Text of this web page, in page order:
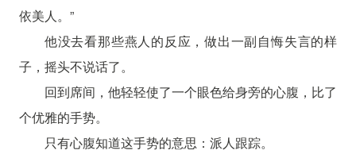
依美人。”
他没去看那些燕人的反应，做出一副自悔失言的样
子，摇头不说话了。
回到席间，他轻轻使了一个眼色给身旁的心腹，比了
个优雅的手势。
只有心腹知道这手势的意思：派人跟踪。